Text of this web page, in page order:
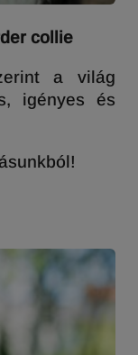
collie
a világ
igényes és